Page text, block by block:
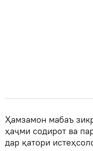
Ҳамзамон мабаъ
ҳаҷми содирот ва
дар қатори